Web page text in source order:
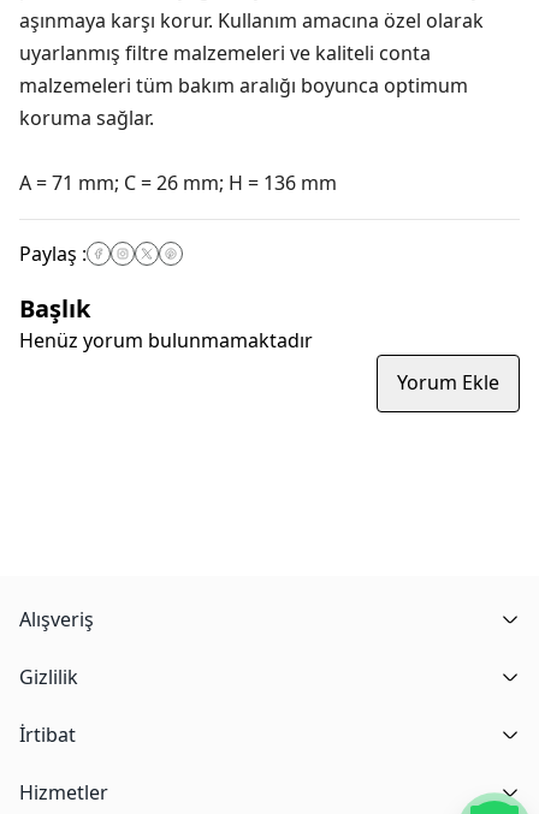
aşınmaya karşı korur. Kullanım amacına özel olarak
uyarlanmış filtre malzemeleri ve kaliteli conta
malzemeleri tüm bakım aralığı boyunca optimum
koruma sağlar.
A = 71 mm; C = 26 mm; H = 136 mm
Paylaş :
Başlık
Henüz yorum bulunmamaktadır
Yorum Ekle
Alışveriş
Gizlilik
İrtibat
Hizmetler